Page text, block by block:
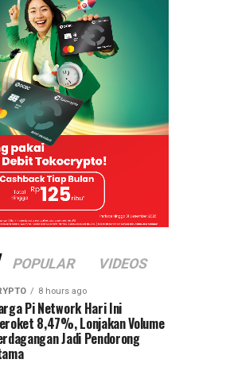
POPULAR VIDEOS
8 hours ago
Pi Network Hari Ini
8,47%, Lonjakan Volume
Jadi Pendorong